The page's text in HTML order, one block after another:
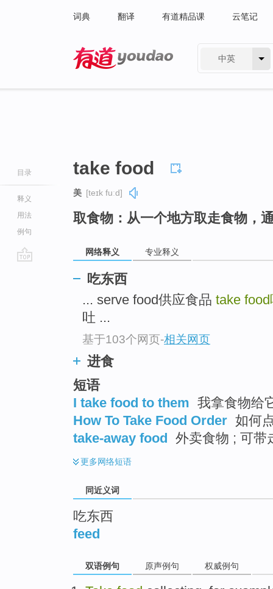
词典 翻译 有道精品课 云笔记
中英
目录
释义
用法
例句
take food
美 [teɪk fuːd]
取食物：从一个地方取走食物，
网络释义 专业释义
吃东西
... serve food供应食品 take food
吐 ...
基于103个网页-相关网页
进食
短语
I take food to them 我拿食物给
How To Take Food Order 如何
take-away food 外卖食物 ; 可带
更多网络短语
同近义词
吃东西
feed
双语例句 原声例句 权威例句